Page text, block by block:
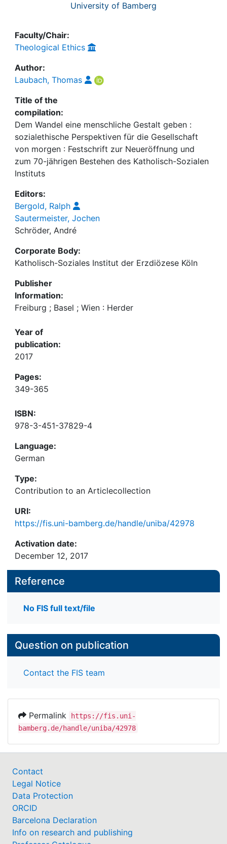
University of Bamberg
Faculty/Chair:
Theological Ethics
Author:
Laubach, Thomas
Title of the
compilation:
Dem Wandel eine menschliche Gestalt geben :
sozialethische Perspektiven für die Gesellschaft
von morgen : Festschrift zur Neueröffnung und
zum 70-jährigen Bestehen des Katholisch-Sozialen
Instituts
Editors:
Bergold, Ralph
Sautermeister, Jochen
Schröder, André
Corporate Body:
Katholisch-Soziales Institut der Erzdiözese Köln
Publisher
Information:
Freiburg ; Basel ; Wien : Herder
Year of
publication:
2017
Pages:
349-365
ISBN:
978-3-451-37829-4
Language:
German
Type:
Contribution to an Articlecollection
URI:
https://fis.uni-bamberg.de/handle/uniba/42978
Activation date:
December 12, 2017
Reference
No FIS full text/file
Question on publication
Contact the FIS team
Permalink
https://fis.uni-
bamberg.de/handle/uniba/42978
Contact
Legal Notice
Data Protection
ORCID
Barcelona Declaration
Info on research and publishing